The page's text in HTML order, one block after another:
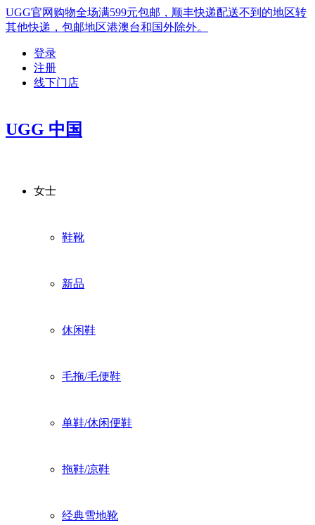
UGG官网购物全场满599元包邮，顺丰快递配送不到的地区转
其他快递，包邮地区港澳台和国外除外。
登录
注册
线下门店
UGG 中国
女士
鞋靴
新品
休闲鞋
毛拖/毛便鞋
单鞋/休闲便鞋
拖鞋/凉鞋
经典雪地靴